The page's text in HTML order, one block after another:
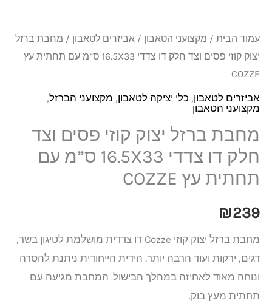
עמוד הבית / מקצועני הטאבון / אביזרים לטאבון / מחבת ברזל
יצוק קוזי פסים וצד חלק דו צדדי 16.5X33 ס”מ עם תחתית עץ
COZZE
אביזרים לטאבון, כלי יציקה לטאבון, מקצועני הברזל,
מקצועני הטאבון
מחבת ברזל יצוק קוזי פסים וצד
חלק דו צדדי 16.5X33 ס”מ עם
תחתית עץ COZZE
₪239
מחבת ברזל יצוק קוזי Cozze דו צדדית מושלמת לטיגון בשר,
דגים, ירקות ועוד הרבה יותר. הידית הייחודית ניתנת להסרה
ונוחה מאוד לאחיזה במהלך הבישול. המחבת מגיעה עם
תחתית מעץ בוק.